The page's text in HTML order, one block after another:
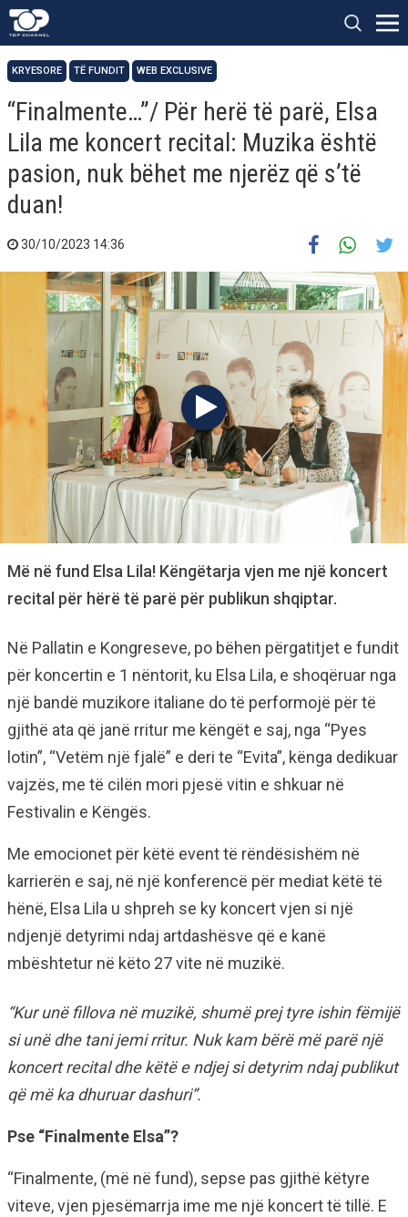
KRYESORE TË FUNDIT WEB EXCLUSIVE
“Finalmente…”/ Për herë të parë, Elsa
Lila me koncert recital: Muzika është
pasion, nuk bëhet me njerëz që s’të
duan!
30/10/2023 14:36
Më në fund Elsa Lila! Këngëtarja vjen me një koncert
recital për hërë të parë për publikun shqiptar.
Në Pallatin e Kongreseve, po bëhen përgatitjet e fundit
për koncertin e 1 nëntorit, ku Elsa Lila, e shoqëruar nga
një bandë muzikore italiane do të performojë për të
gjithë ata që janë rritur me këngët e saj, nga “Pyes
lotin”, “Vetëm një fjalë” e deri te “Evita”, kënga dedikuar
vajzës, me të cilën mori pjesë vitin e shkuar në
Festivalin e Këngës.
Me emocionet për këtë event të rëndësishëm në
karrierën e saj, në një konferencë për mediat këtë të
hënë, Elsa Lila u shpreh se ky koncert vjen si një
ndjenjë detyrimi ndaj artdashësve që e kanë
mbështetur në këto 27 vite në muzikë.
“Kur unë fillova në muzikë, shumë prej tyre ishin fëmijë
si unë dhe tani jemi rritur. Nuk kam bërë më parë një
koncert recital dhe këtë e ndjej si detyrim ndaj publikut
që më ka dhuruar dashuri”.
Pse “Finalmente Elsa”?
“Finalmente, (më në fund), sepse pas gjithë këtyre
viteve, vjen pjesëmarrja ime me një koncert të tillë. E